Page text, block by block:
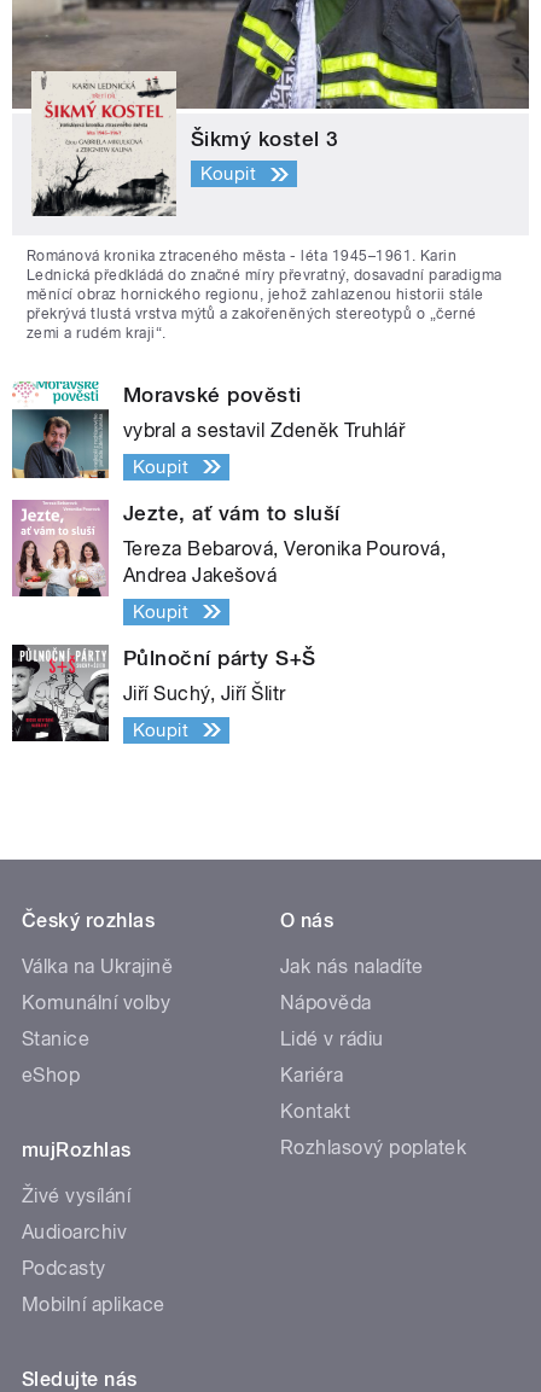
Šikmý kostel 3
Koupit
Románová kronika ztraceného města - léta 1945–1961. Karin
Lednická předkládá do značné míry převratný, dosavadní paradigma
měnící obraz hornického regionu, jehož zahlazenou historii stále
překrývá tlustá vrstva mýtů a zakořeněných stereotypů o „černé
zemi a rudém kraji“.
Moravské pověsti
vybral a sestavil Zdeněk Truhlář
Koupit
Jezte, ať vám to sluší
Tereza Bebarová, Veronika Pourová,
Andrea Jakešová
Koupit
Půlnoční párty S+Š
Jiří Suchý, Jiří Šlitr
Koupit
Český rozhlas
Válka na Ukrajině
Komunální volby
Stanice
eShop
mujRozhlas
Živé vysílání
Audioarchiv
Podcasty
Mobilní aplikace
O nás
Jak nás naladíte
Nápověda
Lidé v rádiu
Kariéra
Kontakt
Rozhlasový poplatek
Sledujte nás